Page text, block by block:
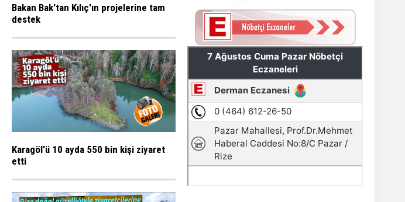
Bakan Bak'tan Kılıç'ın projelerine tam
destek
Karagöl'ü 10 ayda 550 bin kişi ziyaret
etti